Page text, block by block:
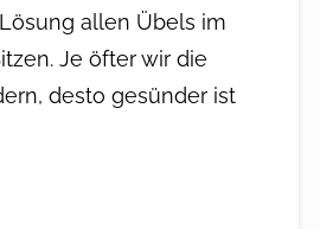
allen Übels im
Je öfter wir die
desto gesünder ist